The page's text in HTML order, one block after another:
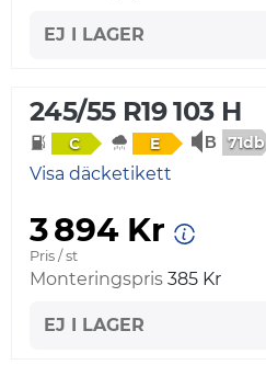
EJ I LAGER
245/55 R19 103 H
C E 71db
Visa däcketikett
3 894 Kr
Pris / st
Monteringspris 385 Kr
EJ I LAGER